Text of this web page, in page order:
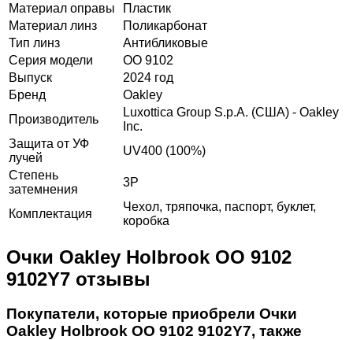
Материал оправы
Пластик
Материал линз
Поликарбонат
Тип линз
Антибликовые
Серия модели
OO 9102
Выпуск
2024 год
Бренд
Oakley
Производитель
Luxottica Group S.p.A. (США) - Oakley
Inc.
Защита от УФ
лучей
UV400 (100%)
Степень
затемнения
3P
Комплектация
Чехол, тряпочка, паспорт, буклет,
коробка
Очки Oakley Holbrook OO 9102
9102Y7 отзывы
Покупатели, которые приобрели Очки
Oakley Holbrook OO 9102 9102Y7, также